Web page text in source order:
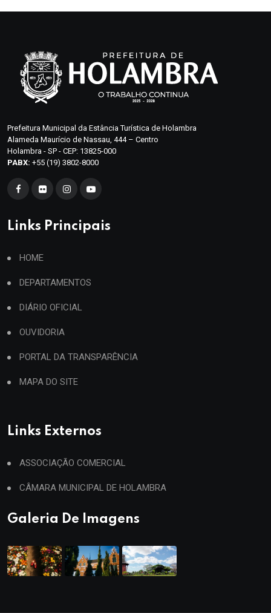
Prefeitura Municipal da Estância Turística de Holambra
Alameda Maurício de Nassau, 444 – Centro
Holambra - SP - CEP: 13825-000
PABX: +55 (19) 3802-8000
Links Principais
HOME
DEPARTAMENTOS
DIÁRIO OFICIAL
OUVIDORIA
PORTAL DA TRANSPARÊNCIA
MAPA DO SITE
Links Externos
ASSOCIAÇÃO COMERCIAL
CÂMARA MUNICIPAL DE HOLAMBRA
Galeria De Imagens